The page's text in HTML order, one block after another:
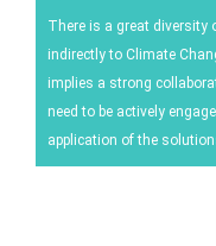
There is a great diversity
indirectly to Climate
implies a strong
need to be actively
application of the